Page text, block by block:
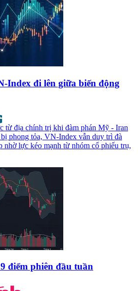
Index đi lên giữa biến động
từ địa chính trị khi đàm phán Mỹ - Iran
phong tỏa, VN-Index vẫn duy trì đà
nhờ lực kéo mạnh từ nhóm cổ phiếu trụ,
điểm phiên đầu tuần